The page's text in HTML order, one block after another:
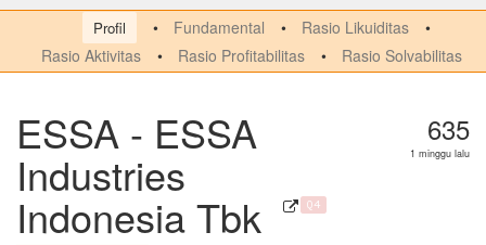
Profil Fundamental
Rasio Likuiditas
Rasio Aktivitas
Rasio Profitabilitas Rasio Solvabilitas
ESSA - ESSA
Industries
Indonesia Tbk Q4
635
1 minggu lalu